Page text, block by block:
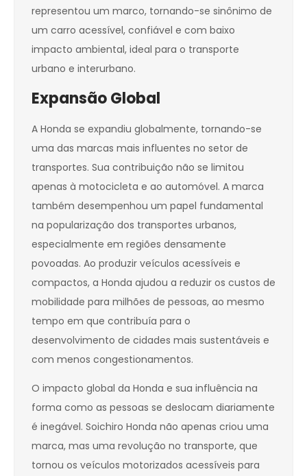
representou um marco, tornando-se sinônimo de
um carro acessível, confiável e com baixo
impacto ambiental, ideal para o transporte
urbano e interurbano.
Expansão Global
A Honda se expandiu globalmente, tornando-se
uma das marcas mais influentes no setor de
transportes. Sua contribuição não se limitou
apenas à motocicleta e ao automóvel. A marca
também desempenhou um papel fundamental
na popularização dos transportes urbanos,
especialmente em regiões densamente
povoadas. Ao produzir veículos acessíveis e
compactos, a Honda ajudou a reduzir os custos de
mobilidade para milhões de pessoas, ao mesmo
tempo em que contribuía para o
desenvolvimento de cidades mais sustentáveis e
com menos congestionamentos.
O impacto global da Honda e sua influência na
forma como as pessoas se deslocam diariamente
é inegável. Soichiro Honda não apenas criou uma
marca, mas uma revolução no transporte, que
tornou os veículos motorizados acessíveis para